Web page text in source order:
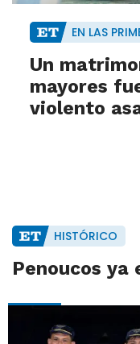
EN LAS
Un
mayores
violento
HISTÓRICO
Penoucos ya